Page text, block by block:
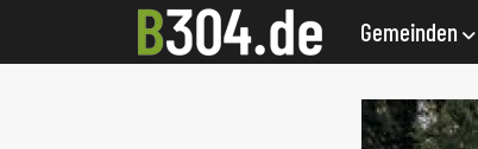
Gemeinden